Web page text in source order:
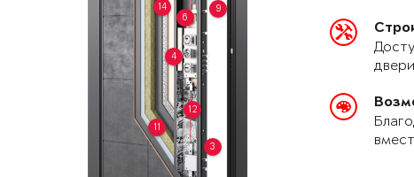
3
4
6
9
11
12
14